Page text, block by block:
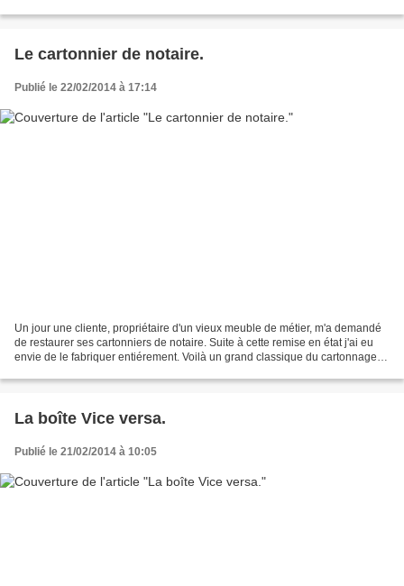
Le cartonnier de notaire.
Publié le 22/02/2014 à 17:14
Un jour une cliente, propriétaire d'un vieux meuble de métier, m'a demandé
de restaurer ses cartonniers de notaire. Suite à cette remise en état j'ai eu
envie de le fabriquer entiérement. Voilà un grand classique du cartonnage
La boîte Vice versa.
Publié le 21/02/2014 à 10:05